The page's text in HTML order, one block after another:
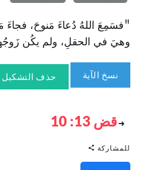
"فسَمِعَ اللهُ دُعاءَ مَنوحَ، فجاءَ
وهيَ في الحقلِ، ولم يكُن زَوجُها
نسخ الآية حذف التشكيل
قض 13: 10
للمشاركة